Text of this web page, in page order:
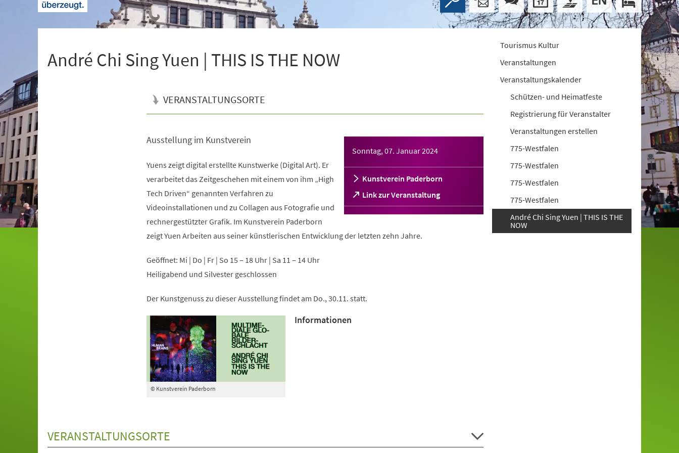
André Chi Sing Yuen | THIS IS THE NOW
VERANSTALTUNGSORTE
Sonntag, 07. Januar 2024
Kunstverein Paderborn
Link zur Veranstaltung
(Öffnet
in
einem
Tab)
Ausstellung im Kunstverein
Yuens zeigt digital erstellte Kunstwerke (Digital Art). Er
verarbeitet das Zeitgeschehen mit einem von ihm „High
Tech Driven“ genannten Verfahren zu
Videoinstallationen und zu Collagen aus Fotografie und
rechnergestützter Grafik. Im Kunstverein Paderborn
zeigt Yuen Arbeiten aus seiner künstlerischen Entwicklung der letzten zehn Jahre.
Geöffnet: Mi | Do | Fr | So 15 – 18 Uhr | Sa 11 – 14 Uhr
Heiligabend und Silvester geschlossen
Der Kunstgenuss zu dieser Ausstellung findet am Do., 30.11. statt.
© Kunstverein Paderborn
Informationen
VERANSTALTUNGSORTE
Tourismus Kultur
Veranstaltungen
Veranstaltungskalender
Schützen- und Heimatfeste
Registrierung für Veranstalter
Veranstaltungen erstellen
775-Westfalen
775-Westfalen
775-Westfalen
775-Westfalen
André Chi Sing Yuen | THIS IS THE
NOW